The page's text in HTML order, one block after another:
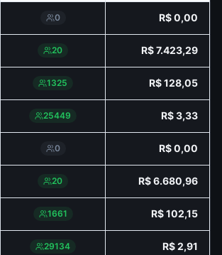
0 R$ 0,00
20 R$ 7.423,29
1325 R$ 128,05
25449 R$ 3,33
0 R$ 0,00
20 R$ 6.680,96
1661 R$ 102,15
29134 R$ 2,91